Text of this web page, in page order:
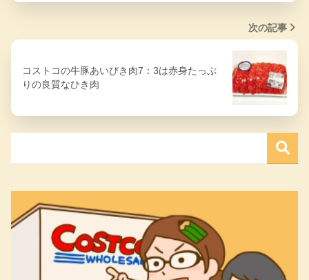
次の記事
コストコの牛豚あいびき肉7：3は赤身たっぷ
りの良質なひき肉